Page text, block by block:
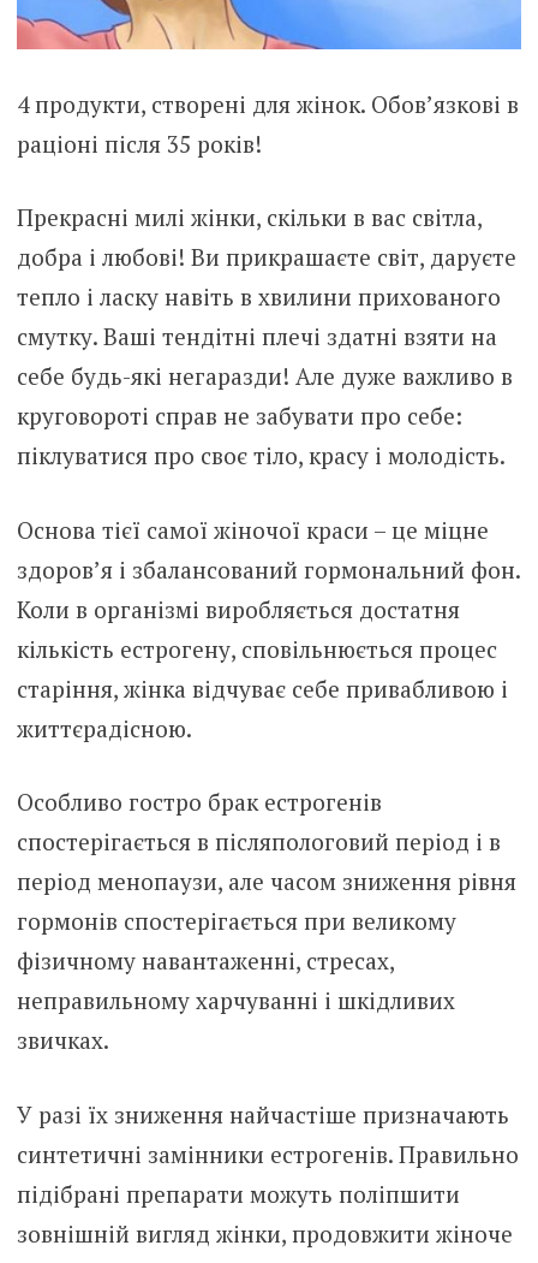
4 продукти, створені для жінок. Обов’язкові в
раціоні після 35 років!
Прекрасні милі жінки, скільки в вас світла,
добра і любові! Ви прикрашаєте світ, даруєте
тепло і ласку навіть в хвилини прихованого
смутку. Ваші тендітні плечі здатні взяти на
себе будь-які негаразди! Але дуже важливо в
круговороті справ не забувати про себе:
піклуватися про своє тіло, красу і молодість.
Основа тієї самої жіночої краси – це міцне
здоров’я і збалансований гормональний фон.
Коли в організмі виробляється достатня
кількість естрогену, сповільнюється процес
старіння, жінка відчуває себе привабливою і
життєрадісною.
Особливо гостро брак естрогенів
спостерігається в післяпологовий період і в
період менопаузи, але часом зниження рівня
гормонів спостерігається при великому
фізичному навантаженні, стресах,
неправильному харчуванні і шкідливих
звичках.
У разі їх зниження найчастіше призначають
синтетичні замінники естрогенів. Правильно
підібрані препарати можуть поліпшити
зовнішній вигляд жінки, продовжити жіноче